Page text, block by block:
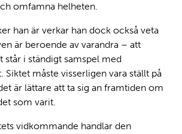
omfamna helheten.
han är verkar han dock också veta
är beroende av varandra – att
står i ständigt samspel med
Siktet måste visserligen vara ställt på
är lättare att ta sig an framtiden om
som varit.
vidkommande handlar den